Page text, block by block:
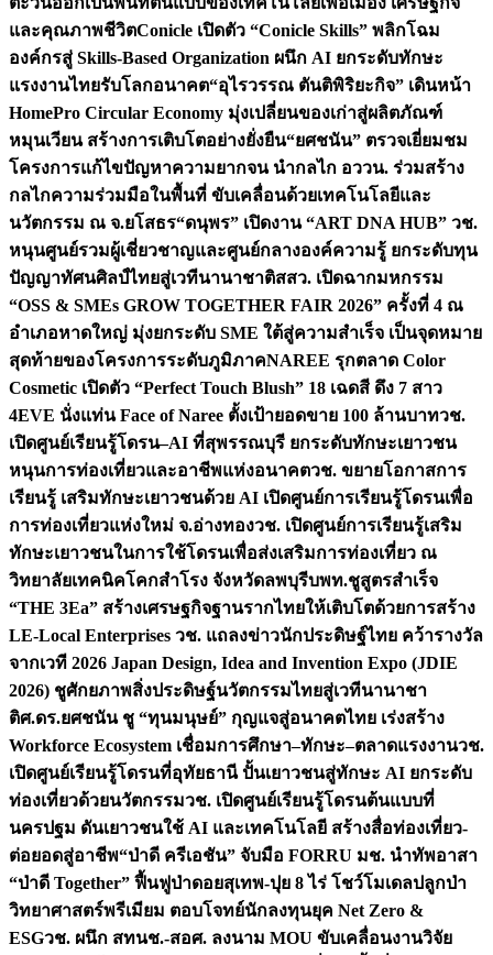
และคุณภาพชีวิตConicle เปิดตัว “Conicle Skills” พลิกโฉม
องค์กรสู่ Skills-Based Organization ผนึก AI ยกระดับทักษะ
แรงงานไทยรับโลกอนาคต“อุไรวรรณ ตันติพิริยะกิจ” เดินหน้า
HomePro Circular Economy มุ่งเปลี่ยนของเก่าสู่ผลิตภัณฑ์
หมุนเวียน สร้างการเติบโตอย่างยั่งยืน“ยศชนัน” ตรวจเยี่ยมชม
โครงการแก้ไขปัญหาความยากจน นำกลไก อววน. ร่วมสร้าง
กลไกความร่วมมือในพื้นที่ ขับเคลื่อนด้วยเทคโนโลยีและ
นวัตกรรม ณ จ.ยโสธร“ดนุพร” เปิดงาน “ART DNA HUB” วช.
หนุนศูนย์รวมผู้เชี่ยวชาญและศูนย์กลางองค์ความรู้ ยกระดับทุน
ปัญญาทัศนศิลป์ไทยสู่เวทีนานาชาติสสว. เปิดฉากมหกรรม
“OSS & SMEs GROW TOGETHER FAIR 2026” ครั้งที่ 4 ณ
อำเภอหาดใหญ่ มุ่งยกระดับ SME ใต้สู่ความสำเร็จ เป็นจุดหมาย
สุดท้ายของโครงการระดับภูมิภาคNAREE รุกตลาด Color
Cosmetic เปิดตัว “Perfect Touch Blush” 18 เฉดสี ดึง 7 สาว
4EVE นั่งแท่น Face of Naree ตั้งเป้ายอดขาย 100 ล้านบาทวช.
เปิดศูนย์เรียนรู้โดรน–AI ที่สุพรรณบุรี ยกระดับทักษะเยาวชน
หนุนการท่องเที่ยวและอาชีพแห่งอนาคตวช. ขยายโอกาสการ
เรียนรู้ เสริมทักษะเยาวชนด้วย AI เปิดศูนย์การเรียนรู้โดรนเพื่อ
การท่องเที่ยวแห่งใหม่ จ.อ่างทองวช. เปิดศูนย์การเรียนรู้เสริม
ทักษะเยาวชนในการใช้โดรนเพื่อส่งเสริมการท่องเที่ยว ณ
วิทยาลัยเทคนิคโคกสำโรง จังหวัดลพบุรีบพท.ชูสูตรสำเร็จ
“THE 3Ea” สร้างเศรษฐกิจฐานรากไทยให้เติบโตด้วยการสร้าง
LE-Local Enterprises วช. แถลงข่าวนักประดิษฐ์ไทย คว้ารางวัล
จากเวที 2026 Japan Design, Idea and Invention Expo (JDIE
2026) ชูศักยภาพสิ่งประดิษฐ์นวัตกรรมไทยสู่เวทีนานาชา
ติศ.ดร.ยศชนัน ชู “ทุนมนุษย์” กุญแจสู่อนาคตไทย เร่งสร้าง
Workforce Ecosystem เชื่อมการศึกษา–ทักษะ–ตลาดแรงงานวช.
เปิดศูนย์เรียนรู้โดรนที่อุทัยธานี ปั้นเยาวชนสู่ทักษะ AI ยกระดับ
ท่องเที่ยวด้วยนวัตกรรมวช. เปิดศูนย์เรียนรู้โดรนต้นแบบที่
นครปฐม ดันเยาวชนใช้ AI และเทคโนโลยี สร้างสื่อท่องเที่ยว-
ต่อยอดสู่อาชีพ“ป่าดี ครีเอชัน” จับมือ FORRU มช. นำทัพอาสา
“ป่าดี Together” ฟื้นฟูป่าดอยสุเทพ-ปุย 8 ไร่ โชว์โมเดลปลูกป่า
วิทยาศาสตร์พรีเมียม ตอบโจทย์นักลงทุนยุค Net Zero &
ESGวช. ผนึก สทนช.-สอศ. ลงนาม MOU ขับเคลื่อนงานวิจัย